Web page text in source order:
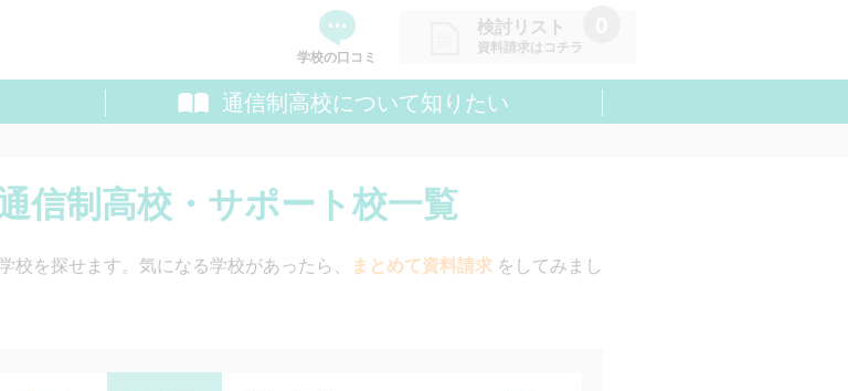
学校の口コミ
検討リスト
資料請求はコチラ
資料請求リストに追加しました
料請求できます
通信制高校について知りたい
信制高校・サポート校一覧
を探せます。気になる学校があったら、 まとめて資料請求 をしてみまし